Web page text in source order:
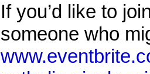
If you’d like to
someone who